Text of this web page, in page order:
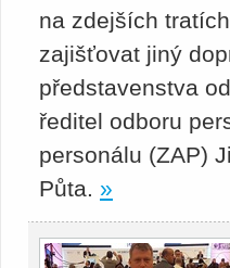
na zdejších
zajišťovat jiný
představenstva
ředitel odboru
personálu (ZAP)
Půta. »